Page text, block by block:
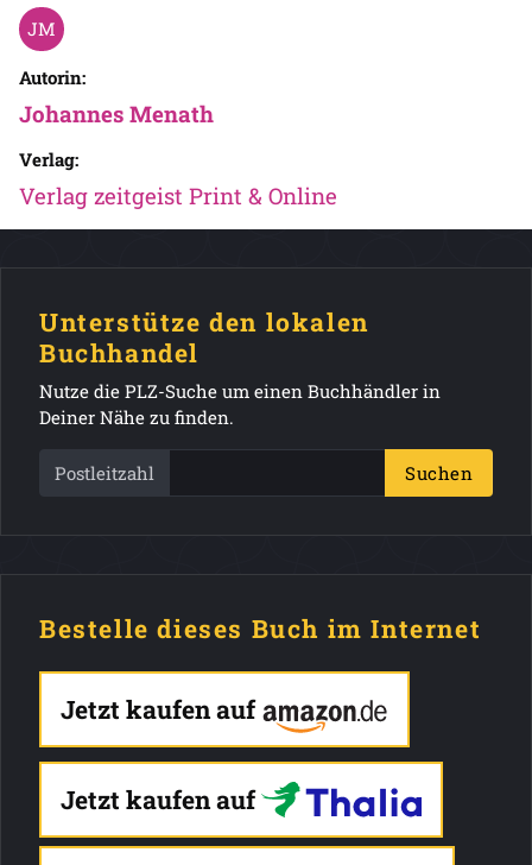
Autorin:
Johannes Menath
Verlag:
Verlag zeitgeist Print & Online
Unterstütze den lokalen
Buchhandel
Nutze die PLZ-Suche um einen Buchhändler in
Deiner Nähe zu finden.
Postleitzahl Suchen
Bestelle dieses Buch im Internet
Jetzt kaufen auf
Jetzt kaufen auf